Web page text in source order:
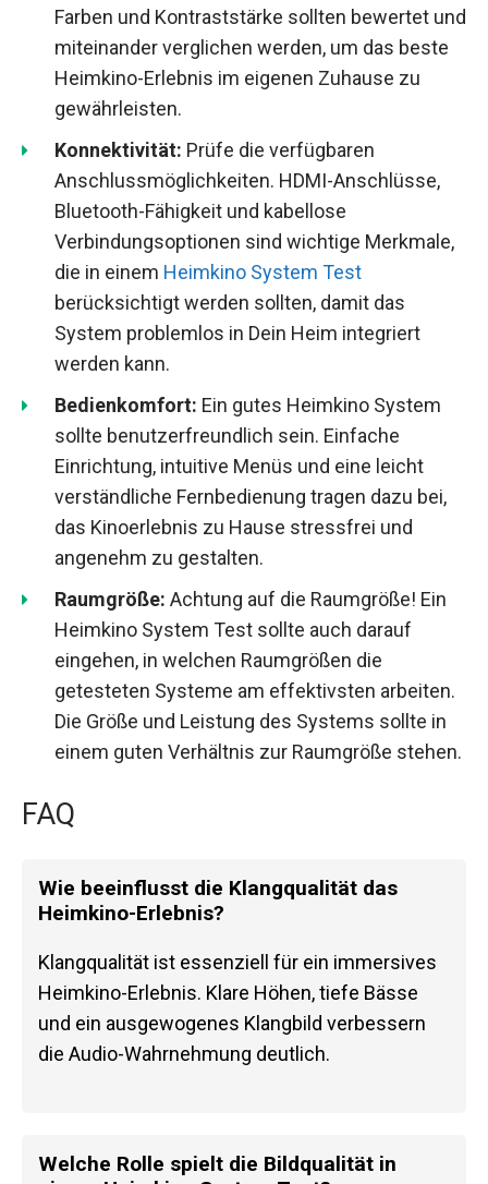
Farben und Kontraststärke sollten bewertet und
miteinander verglichen werden, um das beste
Heimkino-Erlebnis im eigenen Zuhause zu
gewährleisten.
Konnektivität: Prüfe die verfügbaren
Anschlussmöglichkeiten. HDMI-Anschlüsse,
Bluetooth-Fähigkeit und kabellose
Verbindungsoptionen sind wichtige Merkmale,
die in einem Heimkino System Test
berücksichtigt werden sollten, damit das
System problemlos in Dein Heim integriert
werden kann.
Bedienkomfort: Ein gutes Heimkino System
sollte benutzerfreundlich sein. Einfache
Einrichtung, intuitive Menüs und eine leicht
verständliche Fernbedienung tragen dazu bei,
das Kinoerlebnis zu Hause stressfrei und
angenehm zu gestalten.
Raumgröße: Achtung auf die Raumgröße! Ein
Heimkino System Test sollte auch darauf
eingehen, in welchen Raumgrößen die
getesteten Systeme am effektivsten arbeiten.
Die Größe und Leistung des Systems sollte in
einem guten Verhältnis zur Raumgröße stehen.
FAQ
Wie beeinflusst die Klangqualität das
Heimkino-Erlebnis?
Klangqualität ist essenziell für ein immersives
Heimkino-Erlebnis. Klare Höhen, tiefe Bässe
und ein ausgewogenes Klangbild verbessern
die Audio-Wahrnehmung deutlich.
Welche Rolle spielt die Bildqualität in